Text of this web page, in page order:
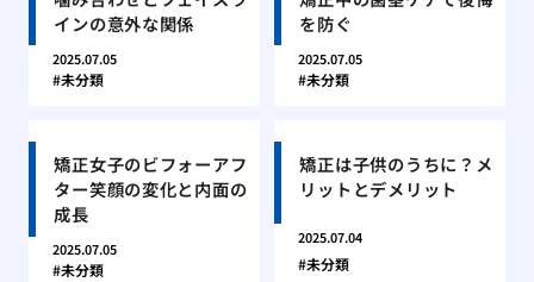
インの意外な関係
2025.07.05
未分類
を防ぐ
2025.07.05
未分類
矯正女子のビフォーアフ
ター笑顔の変化と内面の
成長
2025.07.05
未分類
矯正は子供のうちに？メ
リットとデメリット
2025.07.04
未分類